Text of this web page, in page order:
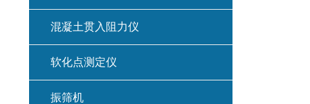
混凝土贯入阻力仪
软化点测定仪
振筛机